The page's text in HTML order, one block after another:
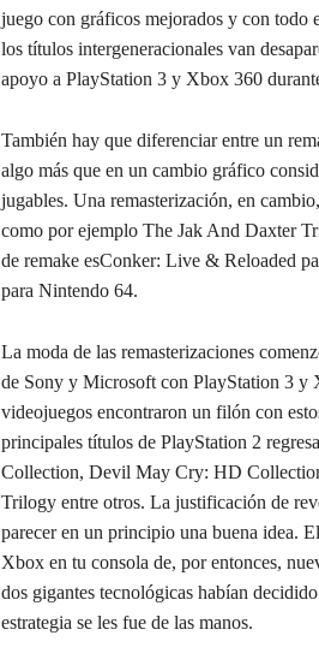
juego con gráficos mejorados y con todo
los títulos intergeneracionales van
apoyo a PlayStation 3 y Xbox 360
También hay que diferenciar entre un
algo más que en un cambio gráfico
jugables. Una remasterización, en
como por ejemplo The Jak And Daxter
de remake esConker: Live & Reloaded
para Nintendo 64.
La moda de las remasterizaciones
de Sony y Microsoft con PlayStation 3 y
videojuegos encontraron un filón con
principales títulos de PlayStation 2
Collection, Devil May Cry: HD
Trilogy entre otros. La justificación de
parecer en un principio una buena idea.
Xbox en tu consola de, por entonces,
dos gigantes tecnológicas habían
estrategia se les fue de las manos.